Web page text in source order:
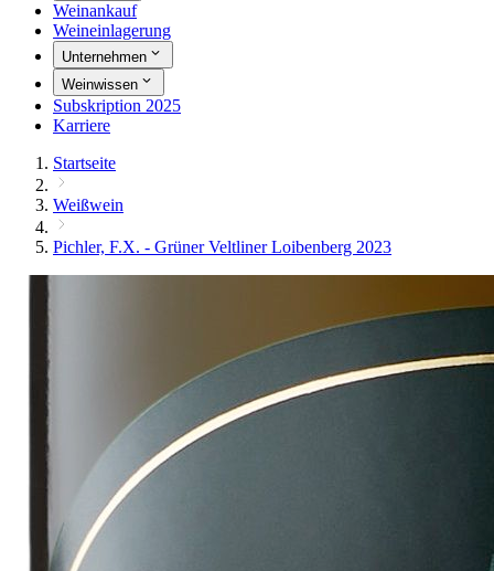
Weinankauf
Weineinlagerung
Unternehmen
Weinwissen
Subskription 2025
Karriere
Startseite
Weißwein
Pichler, F.X. - Grüner Veltliner Loibenberg 2023